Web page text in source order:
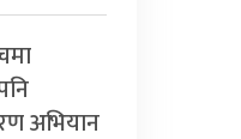
अभियान